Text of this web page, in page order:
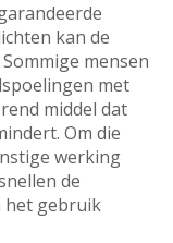
kan de
mensen
met
middel dat
Om die
werking
de
het gebruik